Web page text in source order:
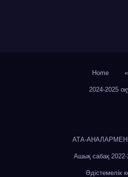
Home
2024-2025
АТА-АНАЛАРМЕН
Ашық сабақ 2022-
Әдістемелік